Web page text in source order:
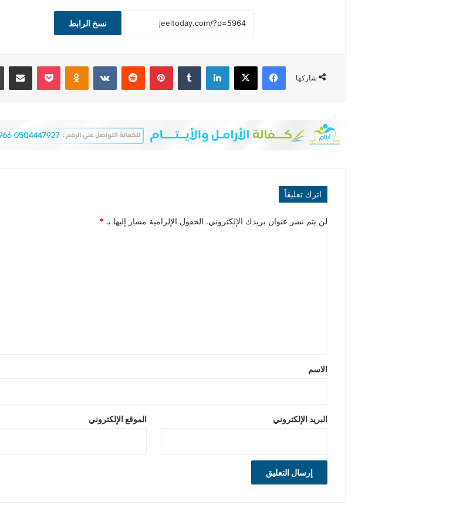
نسخ الرابط
شاركها
فيسبوك ‫X لينكدإن بينتيريست ‏VKontakte
اترك تعليقاً
لن يتم نشر عنوان بريدك الإلكتروني. الحقول الإلزامية مشار إليها بـ *
*
الاسم
البريد الإلكتروني الموقع الإلكتروني